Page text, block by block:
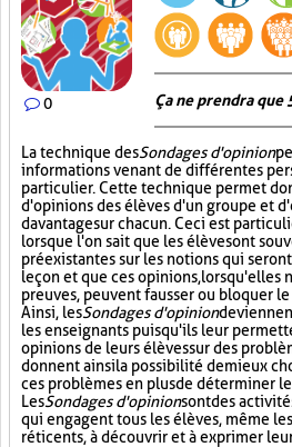
0 Ça ne prendra que
La technique desSondages d'opinion
informations venant de différentes
particulier. Cette technique permet
d'opinions des élèves d'un groupe et
davantage sur chacun. Ceci est
lorsque l'on sait que les élèves ont
préexistantes sur les notions qui
leçon et que ces opinions, lorsqu'elles
preuves, peuvent fausser ou bloquer
Ainsi, lesSondages d'opinion
les enseignants puisqu'ils leur
opinions de leurs élèves sur des
donnent ainsi la possibilité de mieux
ces problèmes en plus de déterminer
LesSondages d'opinionsont des
qui engagent tous les élèves, même
réticents, à découvrir et à exprimer